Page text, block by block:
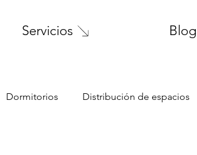
Blog
Servicios
Dormitorios Distribución de espacios